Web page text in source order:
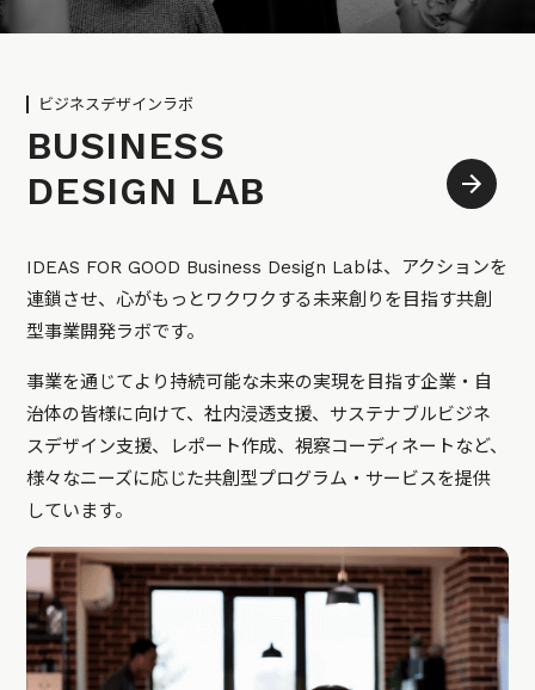
ビジネスデザインラボ
BUSINESS
DESIGN LAB
IDEAS FOR GOOD Business Design Labは、アクションを
連鎖させ、心がもっとワクワクする未来創りを目指す共創
型事業開発ラボです。
事業を通じてより持続可能な未来の実現を目指す企業・自
治体の皆様に向けて、社内浸透支援、サステナブルビジネ
スデザイン支援、レポート作成、視察コーディネートなど、
様々なニーズに応じた共創型プログラム・サービスを提供
しています。